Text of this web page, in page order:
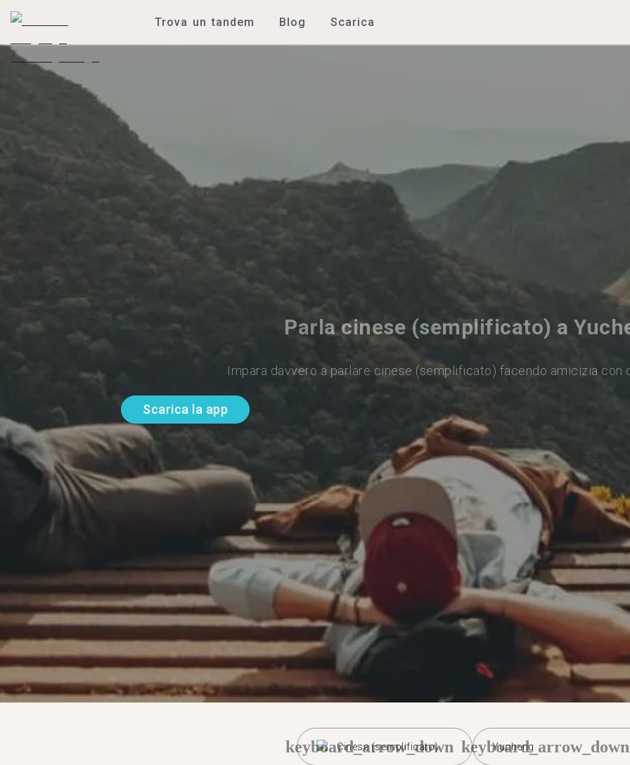
Trova un tandem Blog Scarica
Parla cinese (semplificato) a
Impara davvero a parlare cinese (semplificato) facendo amicizia con
Scarica la app
Cinese (semplificato)
keyboard_arrow_down Yucheng
keyboard_arrow_down